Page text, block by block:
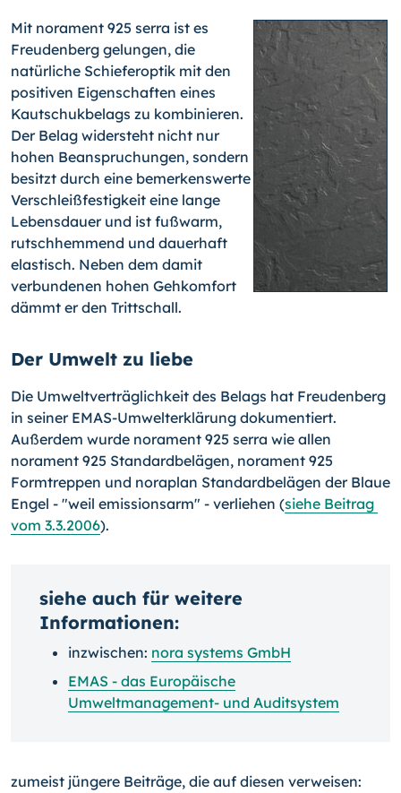
Mit norament 925 serra ist es
Freudenberg gelungen, die
natürliche Schieferoptik mit den
positiven Eigenschaften eines
Kautschukbelags zu kombinieren.
Der Belag widersteht nicht nur
hohen Beanspruchungen, sondern
besitzt durch eine bemerkenswerte
Verschleißfestigkeit eine lange
Lebensdauer und ist fußwarm,
rutschhemmend und dauerhaft
elastisch. Neben dem damit
verbundenen hohen Gehkomfort
dämmt er den Trittschall.
Der Umwelt zu liebe
Die Umweltverträglichkeit des Belags hat Freudenberg
in seiner EMAS-Umwelterklärung dokumentiert.
Außerdem wurde norament 925 serra wie allen
norament 925 Standardbelägen, norament 925
Formtreppen und noraplan Standardbelägen der Blaue
Engel - "weil emissionsarm" - verliehen (siehe Beitrag
vom 3.3.2006).
siehe auch für weitere
Informationen:
inzwischen: nora systems GmbH
EMAS - das Europäische
Umweltmanagement- und Auditsystem
zumeist jüngere Beiträge, die auf diesen verweisen: